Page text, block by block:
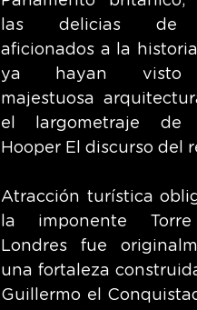
las delicias de
aficionados a la
ya hayan
majestuosa
el largometraje de
Hooper El discurso del
Atracción turística
la imponente
Londres fue
una fortaleza
Guillermo el